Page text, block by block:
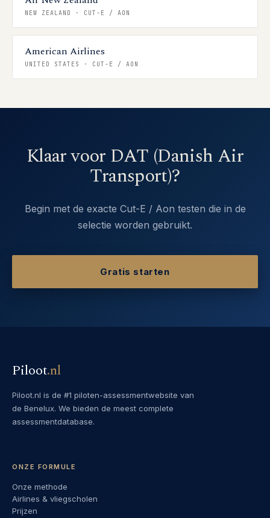
NEW ZEALAND · CUT-E / AON
American Airlines
UNITED STATES · CUT-E / AON
Klaar voor DAT (Danish Air
Transport)?
Begin met de exacte Cut-E / Aon testen die in de
selectie worden gebruikt.
Gratis starten
Piloot.nl
Piloot.nl is de #1 piloten-assessmentwebsite van
de Benelux. We bieden de meest complete
assessmentdatabase.
ONZE FORMULE
Onze methode
Airlines & vliegscholen
Prijzen